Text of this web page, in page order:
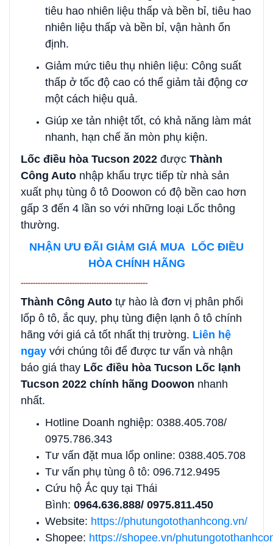
tiêu hao nhiên liệu thấp và bền bỉ, tiêu hao
nhiên liệu thấp và bền bỉ, vận hành ổn
định.
Giảm mức tiêu thụ nhiên liệu: Công suất
thấp ở tốc độ cao có thể giảm tải động cơ
một cách hiệu quả.
Giúp xe tản nhiệt tốt, có khả năng làm mát
nhanh, hạn chế ăn mòn phụ kiện.
Lốc điều hòa Tucson 2022 được Thành
Công Auto nhập khẩu trực tiếp từ nhà sản
xuất phụ tùng ô tô Doowon có độ bền cao hơn
gấp 3 đến 4 lần so với những loại Lốc thông
thường.
NHẬN ƯU ĐÃI GIẢM GIÁ MUA LỐC ĐIỀU
HÒA CHÍNH HÃNG
----------------------------------------------------
Thành Công Auto tự hào là đơn vị phân phối
lốp ô tô, ắc quy, phụ tùng điện lạnh ô tô chính
hãng với giá cả tốt nhất thị trường. Liên hệ
ngay với chúng tôi để được tư vấn và nhận
báo giá thay Lốc điều hòa Tucson Lốc lạnh
Tucson 2022 chính hãng Doowon nhanh
nhất.
Hotline Doanh nghiệp: 0388.405.708/
0975.786.343
Tư vấn đặt mua lốp online: 0388.405.708
Tư vấn phụ tùng ô tô: 096.712.9495
Cứu hộ Ắc quy tại Thái
Bình: 0964.636.888/ 0975.811.450
Website: https://phutungotothanhcong.vn/
Shopee: https://shopee.vn/